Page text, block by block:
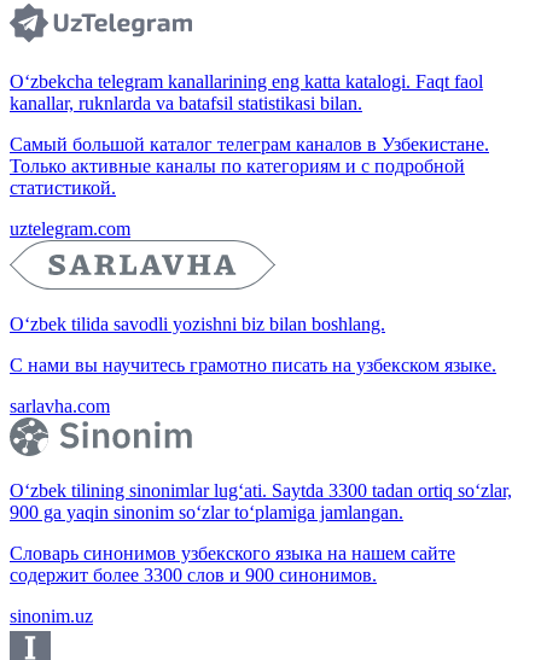
O‘zbekcha telegram kanallarining eng katta katalogi. Faqt faol
kanallar, ruknlarda va batafsil statistikasi bilan.
Самый большой каталог телеграм каналов в Узбекистане.
Только активные каналы по категориям и с подробной
статистикой.
uztelegram.com
O‘zbek tilida savodli yozishni biz bilan boshlang.
С нами вы научитесь грамотно писать на узбекском языке.
sarlavha.com
O‘zbek tilining sinonimlar lug‘ati. Saytda 3300 tadan ortiq so‘zlar,
900 ga yaqin sinonim so‘zlar to‘plamiga jamlangan.
Словарь синонимов узбекского языка на нашем сайте
содержит более 3300 слов и 900 синонимов.
sinonim.uz